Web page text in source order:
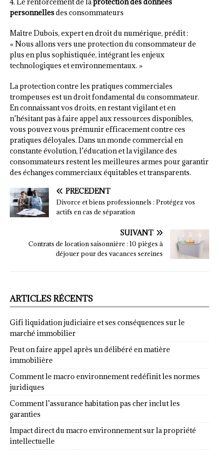
personnellesdes consommateurs
Maître Dubois, expert en droit du numérique, prédit :
« Nous allons vers une protection du consommateur de
plus en plus sophistiquée, intégrant les enjeux
technologiques et environnementaux. »
La protection contre les pratiques commerciales
trompeuses est un droit fondamental du consommateur.
En connaissant vos droits, en restant vigilant et en
n’hésitant pas à faire appel aux ressources disponibles,
vous pouvez vous prémunir efficacement contre ces
pratiques déloyales. Dans un monde commercial en
constante évolution, l’éducation et la vigilance des
consommateurs restent les meilleures armes pour garantir
des échanges commerciaux équitables et transparents.
PRÉCÉDENT
Divorce et biens professionnels : Protégez vos
actifs en cas de séparation
SUIVANT
Contrats de location saisonnière : 10 pièges à
déjouer pour des vacances sereines
ARTICLES RÉCENTS
Gifi liquidation judiciaire et ses conséquences sur le
marché immobilier
Peut on faire appel après un délibéré en matière
immobilière
Comment le macro environnement redéfinit les normes
juridiques
Comment l’assurance habitation pas cher inclut les
garanties
Impact direct du macro environnement sur la propriété
intellectuelle